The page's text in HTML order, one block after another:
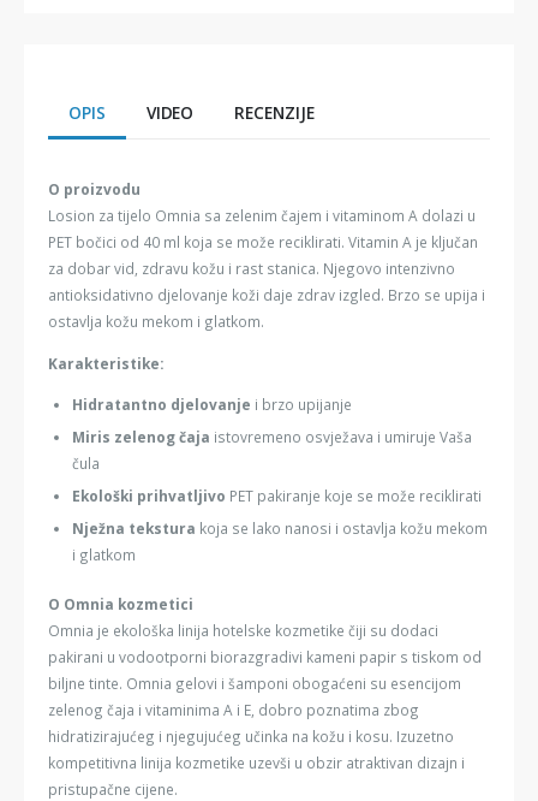
OPIS VIDEO RECENZIJE
O proizvodu
Losion za tijelo Omnia sa zelenim čajem i vitaminom A dolazi u
PET bočici od 40 ml koja se može reciklirati. Vitamin A je ključan
za dobar vid, zdravu kožu i rast stanica. Njegovo intenzivno
antioksidativno djelovanje koži daje zdrav izgled. Brzo se upija i
ostavlja kožu mekom i glatkom.
Karakteristike:
Hidratantno djelovanje i brzo upijanje
Miris zelenog čaja istovremeno osvježava i umiruje Vaša
čula
Ekološki prihvatljivo PET pakiranje koje se može reciklirati
Nježna tekstura koja se lako nanosi i ostavlja kožu mekom
i glatkom
O Omnia kozmetici
Omnia je ekološka linija hotelske kozmetike čiji su dodaci
pakirani u vodootporni biorazgradivi kameni papir s tiskom od
biljne tinte. Omnia gelovi i šamponi obogaćeni su esencijom
zelenog čaja i vitaminima A i E, dobro poznatima zbog
hidratizirajućeg i njegujućeg učinka na kožu i kosu. Izuzetno
kompetitivna linija kozmetike uzevši u obzir atraktivan dizajn i
pristupačne cijene.